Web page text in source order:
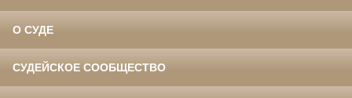
О СУДЕ
СУДЕЙСКОЕ СООБЩЕСТВО